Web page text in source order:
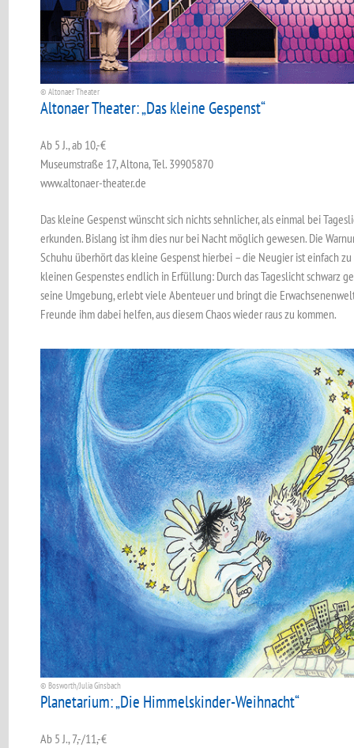
© Altonaer Theater
Altonaer Theater: „Das kleine Gespenst“
Ab 5 J., ab 10,-€
Museumstraße 17, Altona, Tel. 39905870
www.altonaer-theater.de
Das kleine Gespenst wünscht sich nichts sehnlicher, als einmal bei
erkunden. Bislang ist ihm dies nur bei Nacht möglich gewesen. Die
Schuhu überhört das kleine Gespenst hierbei – die Neugier ist einfach
kleinen Gespenstes endlich in Erfüllung: Durch das Tageslicht schwarz
seine Umgebung, erlebt viele Abenteuer und bringt die
Freunde ihm dabei helfen, aus diesem Chaos ­wieder raus zu kommen.
© Bosworth/Julia Ginsbach
Planetarium: „Die Himmelskinder-Weihnacht“
Ab 5 J., 7,-/11,-€